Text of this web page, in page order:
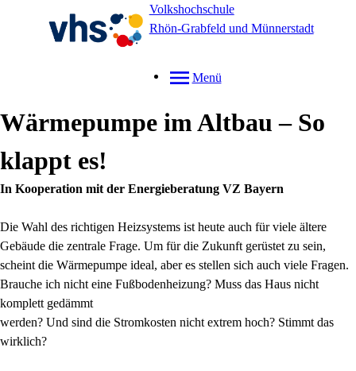
Volkshochschule
Rhön-Grabfeld und Münnerstadt
Menü
Wärmepumpe im Altbau – So
klappt es!
In Kooperation mit der Energieberatung VZ Bayern
Die Wahl des richtigen Heizsystems ist heute auch für viele ältere
Gebäude die zentrale Frage. Um für die Zukunft gerüstet zu sein,
scheint die Wärmepumpe ideal, aber es stellen sich auch viele Fragen.
Brauche ich nicht eine Fußbodenheizung? Muss das Haus nicht
komplett gedämmt
werden? Und sind die Stromkosten nicht extrem hoch? Stimmt das
wirklich?